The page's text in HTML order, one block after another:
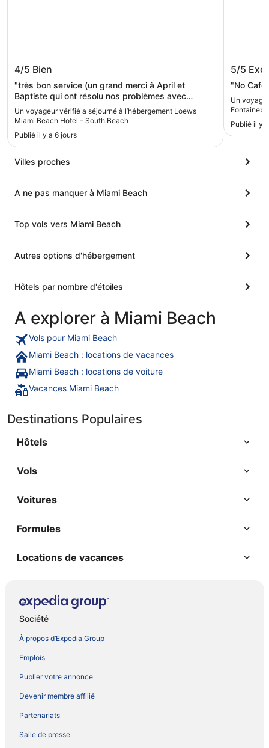
Loews Miami Beach Hotel – South
Beach
4/5 Bien
"très bon service (un grand merci à April et
Baptiste qui ont résolu nos problèmes avec
rapidité) , bonne qualité des produits proposés au
petit déjeuner (mais il faudrait plus de choix) ,
de personnes , belle plage mais attention les
parasols sont payants , belle salle de sport"
Un voyageur vérifié a séjourné à l’hébergement Loews
Miami Beach Hotel – South Beach
Publié il y a 6 jours
5/5
"No Cafe
Un
Publié il y
Villes proches
A ne pas manquer à Miami Beach
Top vols vers Miami Beach
Autres options d'hébergement
Hôtels par nombre d'étoiles
A explorer à Miami Beach
Vols pour Miami Beach
Miami Beach : locations de vacances
Miami Beach : locations de voiture
Vacances Miami Beach
Destinations Populaires
Hôtels
Vols
Voitures
Formules
Locations de vacances
Société
À propos d’Expedia Group
Emplois
Publier votre annonce
Devenir membre affilié
Partenariats
Salle de presse